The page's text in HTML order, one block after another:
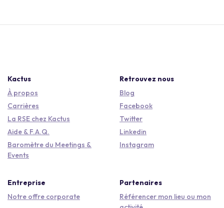
Kactus
À propos
Carrières
La RSE chez Kactus
Aide & F.A.Q.
Baromètre du Meetings &
Events
Retrouvez nous
Blog
Facebook
Twitter
Linkedin
Instagram
Entreprise
Notre offre corporate
Partenaires
Référencer mon lieu ou mon